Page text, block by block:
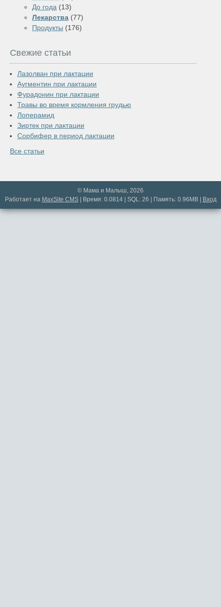
До года (13)
Лекарства (77)
Продукты (176)
Свежие статьи
Лазолван при лактации
Аугментин при лактации
Фурадонин при лактации
Травы во время кормления грудью
Лоперамид
Зиртек при лактации
Сорбифер в период лактации
Все статьи
© Мама и Малыш, 2026
Работает на MaxSite CMS| Время: 0.0814 | SQL: 26 | Память: 0.96MB| Вход